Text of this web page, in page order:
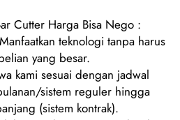
Cutter Harga Bisa Nego :
teknologi tanpa harus
yang besar.
kami sesuai dengan jadwal
sistem reguler hingga
(sistem kontrak).